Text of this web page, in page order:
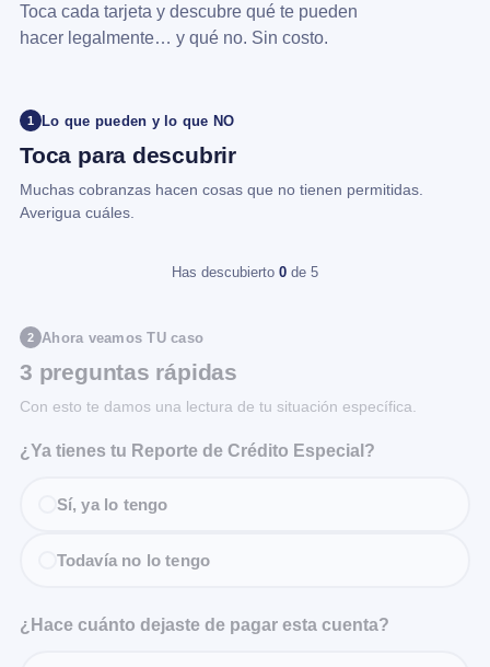
Toca cada tarjeta y descubre qué te pueden
hacer legalmente… y qué no. Sin costo.
1 Lo que pueden y lo que NO
Toca para descubrir
Muchas cobranzas hacen cosas que no tienen permitidas.
Averigua cuáles.
Has descubierto 0 de 5
2 Ahora veamos TU caso
3 preguntas rápidas
Con esto te damos una lectura de tu situación específica.
¿Ya tienes tu Reporte de Crédito Especial?
Sí, ya lo tengo
Todavía no lo tengo
¿Hace cuánto dejaste de pagar esta cuenta?